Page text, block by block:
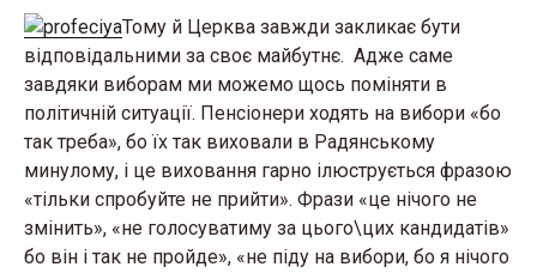
Тому й Церква завжди закликає бути
відповідальними за своє майбутнє. Адже саме
завдяки виборам ми можемо щось поміняти в
політичній ситуації. Пенсіонери ходять на вибори «бо
так треба», бо їх так виховали в Радянському
минулому, і це виховання гарно ілюструється фразою
«тільки спробуйте не прийти». Фрази «це нічого не
змінить», «не голосуватиму за цього\цих кандидатів»
бо він і так не пройде», «не піду на вибори, бо я нічого